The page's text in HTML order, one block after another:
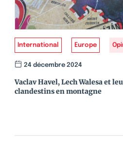
International Europe
24 décembre 2024
Vaclav Havel, Lech Walesa et
clandestins en montagne